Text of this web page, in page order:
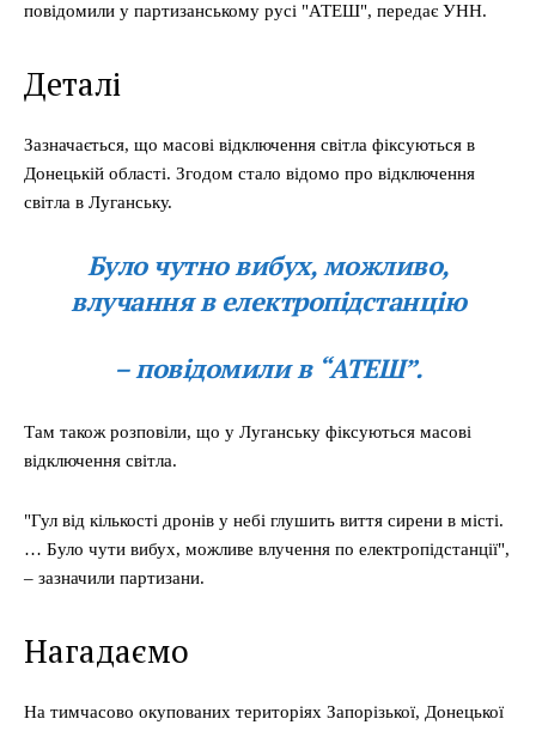
повідомили у партизанському русі "АТЕШ", передає УНН.
Деталі
Зазначається, що масові відключення світла фіксуються в
Донецькій області. Згодом стало відомо про відключення
світла в Луганську.
Було чутно вибух, можливо,
влучання в електропідстанцію
– повідомили в “АТЕШ”.
Там також розповіли, що у Луганську фіксуються масові
відключення світла.
"Гул від кількості дронів у небі глушить виття сирени в місті.
… Було чути вибух, можливе влучення по електропідстанції",
– зазначили партизани.
Нагадаємо
На тимчасово окупованих територіях Запорізької, Донецької